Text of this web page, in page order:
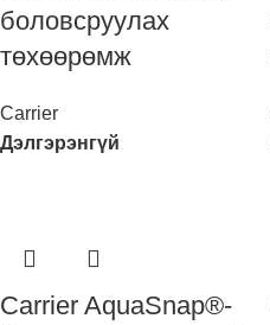
боловсруулах
төхөөрөмж
Carrier
Дэлгэрэнгүй
Carrier AquaSnap®-